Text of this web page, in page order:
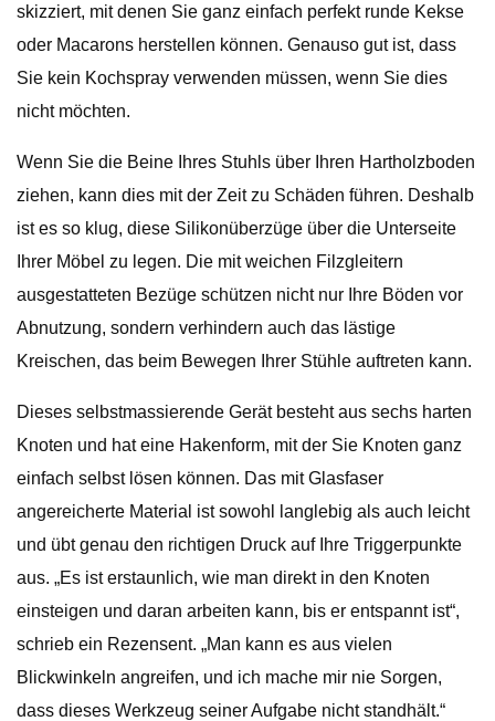
skizziert, mit denen Sie ganz einfach perfekt runde Kekse
oder Macarons herstellen können. Genauso gut ist, dass
Sie kein Kochspray verwenden müssen, wenn Sie dies
nicht möchten.
Wenn Sie die Beine Ihres Stuhls über Ihren Hartholzboden
ziehen, kann dies mit der Zeit zu Schäden führen. Deshalb
ist es so klug, diese Silikonüberzüge über die Unterseite
Ihrer Möbel zu legen. Die mit weichen Filzgleitern
ausgestatteten Bezüge schützen nicht nur Ihre Böden vor
Abnutzung, sondern verhindern auch das lästige
Kreischen, das beim Bewegen Ihrer Stühle auftreten kann.
Dieses selbstmassierende Gerät besteht aus sechs harten
Knoten und hat eine Hakenform, mit der Sie Knoten ganz
einfach selbst lösen können. Das mit Glasfaser
angereicherte Material ist sowohl langlebig als auch leicht
und übt genau den richtigen Druck auf Ihre Triggerpunkte
aus. „Es ist erstaunlich, wie man direkt in den Knoten
einsteigen und daran arbeiten kann, bis er entspannt ist“,
schrieb ein Rezensent. „Man kann es aus vielen
Blickwinkeln angreifen, und ich mache mir nie Sorgen,
dass dieses Werkzeug seiner Aufgabe nicht standhält.“